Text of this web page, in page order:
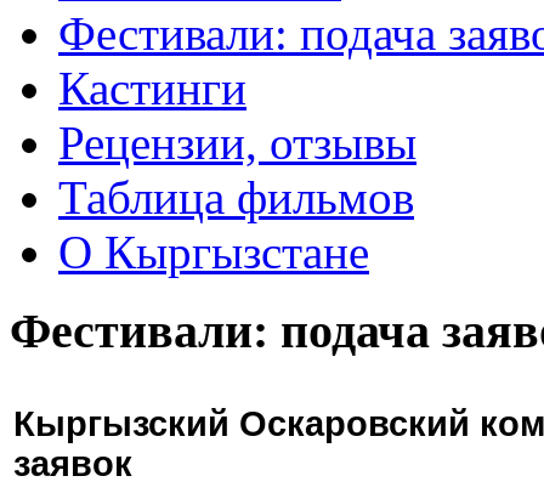
Фестивали: подача
Кастинги
Рецензии, отзывы
Таблица фильмов
О Кыргызстане
Фестивали: подача
Кыргызский Оскаровский
заявок